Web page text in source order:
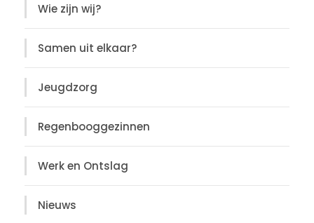
Wie zijn wij?
Samen uit elkaar?
Jeugdzorg
Regenbooggezinnen
Werk en Ontslag
Nieuws